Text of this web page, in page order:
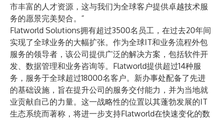
市丰富的人才资源，这与我们为全球客户提供卓越技术服
务的愿景完美契合。”
Flatworld Solutions拥有超过3500名员工，在过去20年间
实现了全球业务的大幅扩张。作为全球IT和业务流程外包
服务的领导者，该公司提供广泛的解决方案，包括软件开
发、数据管理和业务咨询等。Flatworld提供超过14种服
务，服务于全球超过18000名客户。新办事处配备了先进
的基础设施，旨在提升公司的服务交付能力，并为当地就
业贡献自己的力量。这一战略性的位置以其蓬勃发展的IT
生态系统而著称，将进一步支持Flatworld在快速变化的数